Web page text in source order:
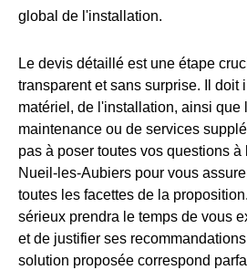
global de l'installation.
Le devis détaillé est une étape
transparent et sans surprise. Il doit
matériel, de l'installation, ainsi que
maintenance ou de services
pas à poser toutes vos questions
Nueil-les-Aubiers pour vous
toutes les facettes de la
sérieux prendra le temps de vous
et de justifier ses
solution proposée correspond